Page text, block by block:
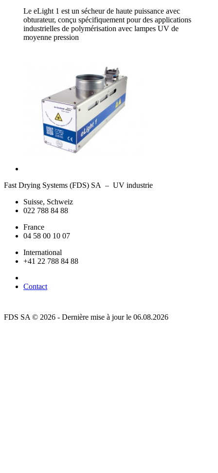
Le eLight 1 est un sécheur de haute puissance avec
obturateur, conçu spécifiquement pour des applications
industrielles de polymérisation avec lampes UV de
moyenne pression
Fast Drying Systems (FDS) SA – UV industrie
Suisse, Schweiz
022 788 84 88
France
04 58 00 10 07
International
+41 22 788 84 88
Contact
FDS SA © 2026 - Dernière mise à jour le 06.08.2026